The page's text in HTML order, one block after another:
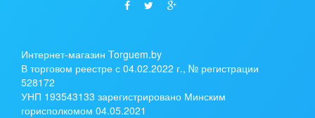
Интернет-магазин Torguem.by
В торговом реестре с 04.02.2022 г., № регистрации
528172
УНП 193543133 зарегистрировано Минским
горисполкомом 04.05.2021